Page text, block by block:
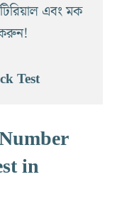
এবং মক
করুন!
Test
in